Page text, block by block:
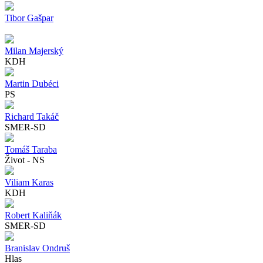
Tibor Gašpar
Milan Majerský
KDH
Martin Dubéci
PS
Richard Takáč
SMER-SD
Tomáš Taraba
Život - NS
Viliam Karas
KDH
Robert Kaliňák
SMER-SD
Branislav Ondruš
Hlas